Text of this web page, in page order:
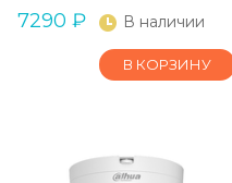
7290 ₽ В наличии
В КОРЗИНУ